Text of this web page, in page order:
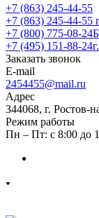
+7 (863) 245-44-55
+7 (863) 245-44-55
+7 (800) 775-08-24
+7 (495) 151-88-24
Заказать звонок
E-mail
2454455@mail.ru
Адрес
344068, г. Ростов-
Режим работы
Пн – Пт: с 8:00 до